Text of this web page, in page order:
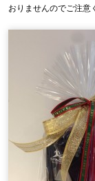
おりませんのでご注意